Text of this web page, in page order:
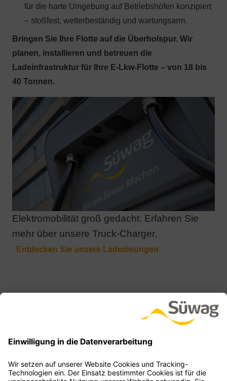
Elektromobilität groß gedacht: Erfahren Sie
mehr über unsere Truck-Charger.